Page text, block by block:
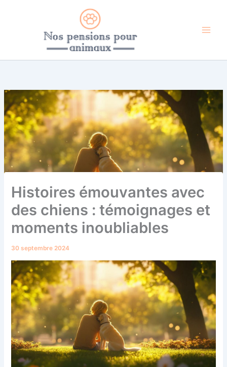
Histoires émouvantes avec
des chiens : témoignages et
moments inoubliables
30 septembre 2024